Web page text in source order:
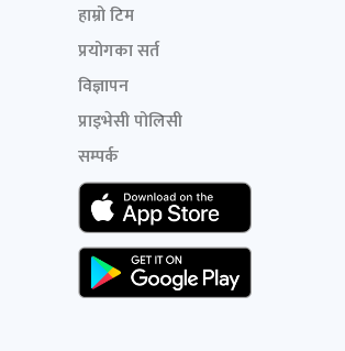
हाम्रो टिम
प्रयोगका सर्त
विज्ञापन
प्राइभेसी पोलिसी
सम्पर्क